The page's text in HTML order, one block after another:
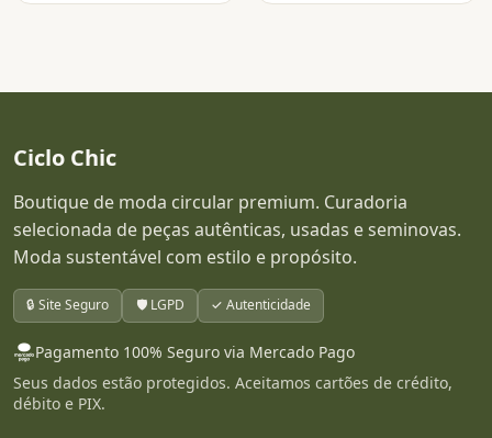
Ciclo Chic
Boutique de moda circular premium. Curadoria
selecionada de peças autênticas, usadas e seminovas.
Moda sustentável com estilo e propósito.
🔒 Site Seguro 🛡️ LGPD ✓ Autenticidade
Pagamento 100% Seguro via Mercado Pago
Seus dados estão protegidos. Aceitamos cartões de crédito,
débito e PIX.